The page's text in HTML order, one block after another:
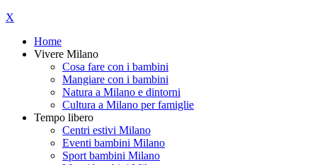
X
Home
Vivere Milano
Cosa fare con i bambini
Mangiare con i bambini
Natura a Milano e dintorni
Cultura a Milano per famiglie
Tempo libero
Centri estivi Milano
Eventi bambini Milano
Sport bambini Milano